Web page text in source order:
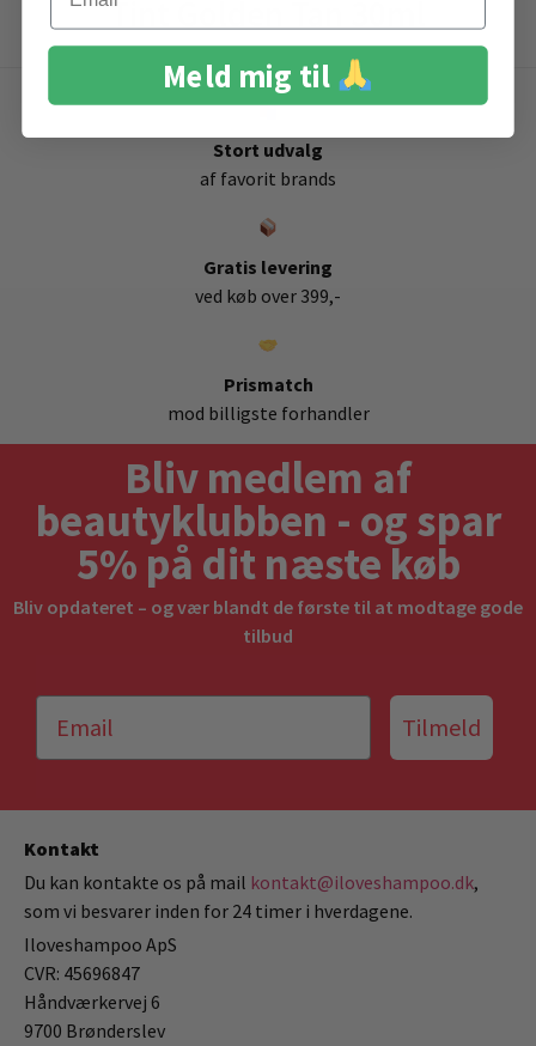
Tint Golden Tan 30ml
Stort udvalg
af favorit brands
Gratis levering
ved køb over 399,-
Prismatch
mod billigste forhandler
Bliv medlem af
beautyklubben - og spar
5% på dit næste køb
Bliv opdateret – og vær blandt de første til at modtage gode
tilbud
Tilmeld
Kontakt
Du kan kontakte os på mail kontakt@iloveshampoo.dk,
som vi besvarer inden for 24 timer i hverdagene.
Iloveshampoo ApS
CVR: 45696847
Håndværkervej 6
9700 Brønderslev
Meld mig til